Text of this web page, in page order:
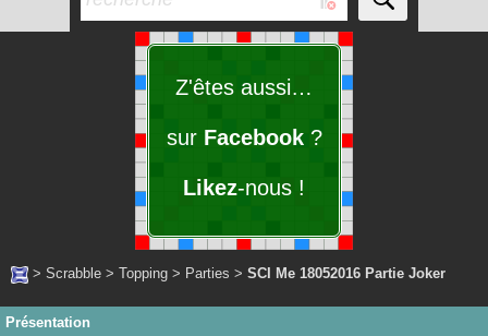
Z'êtes aussi…
sur Facebook?
Likez-nous !
> Scrabble > Topping > Parties > SCI Me 18052016 Partie Joker
Présentation